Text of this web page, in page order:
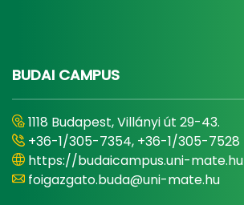
BUDAI CAMPUS
1118 Budapest, Villányi út 29-43.
+36-1/305-7354, +36-1/305-7528
https://budaicampus.uni-mate.hu
foigazgato.buda@uni-mate.hu